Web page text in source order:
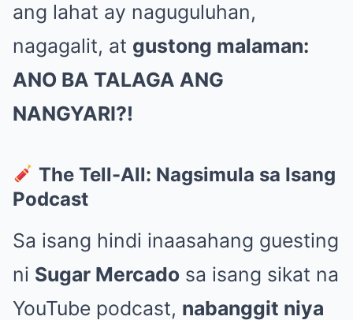
ang lahat ay naguguluhan,
nagagalit, at gustong malaman:
ANO BA TALAGA ANG
NANGYARI?!
The Tell-All: Nagsimula sa Isang
Podcast
Sa isang hindi inaasahang guesting
ni Sugar Mercado sa isang sikat na
YouTube podcast, nabanggit niya